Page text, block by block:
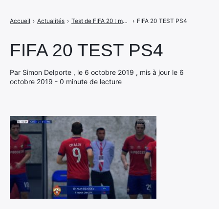
FIFA 20 TEST PS4
Par Simon Delporte , le 6 octobre 2019 , mis à jour le 6
octobre 2019 - 0 minute de lecture
Accueil › Actualités › Test de FIFA 20 : match nul pour le jeu d’EA Sports ? › FIFA 20 TEST PS4